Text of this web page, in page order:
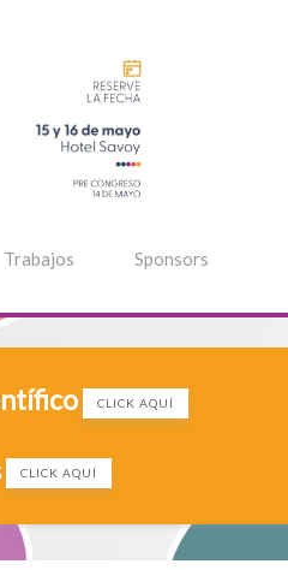
Trabajos Sponsors
CLICK AQUÍ
CLICK AQUÍ